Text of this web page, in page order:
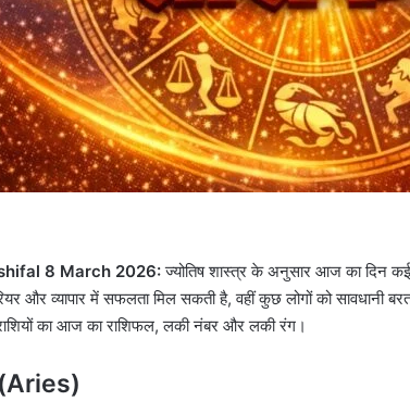
8 March 2026:ज्योतिष शास्त्र के अनुसार आज का दिन
और व्यापार में सफलता मिल सकती है, वहीं कुछ लोगों को सावधानी
का आज का राशिफल, लकी नंबर और लकी रंग।
(Aries)